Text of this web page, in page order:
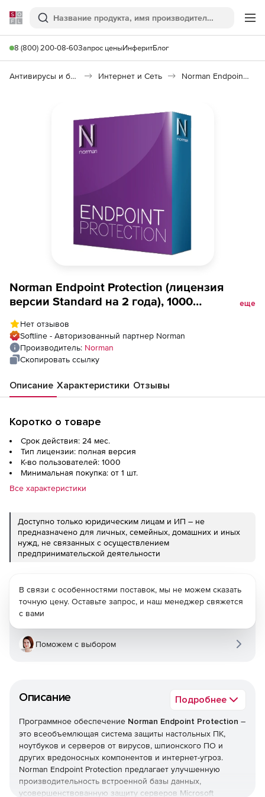
Softline
Поиск
8 (800) 200-08-60Запрос ценыИнферитБлог
Антивирусы и безопасность Интернет и Сеть Norman Endpoint Protection
Norman Endpoint Protection (лицензия
версии Standard на 2 года), 1000
еще
Нет отзывов
Softline - Авторизованный партнер Norman
Производитель: Norman
Скопировать ссылку
Описание Характеристики Отзывы
Коротко о товаре
Срок действия: 24 мес.
Тип лицензии: полная версия
К-во пользователей: 1000
Минимальная покупка: от 1 шт.
Все характеристики
Доступно только юридическим лицам и ИП – не
предназначено для личных, семейных, домашних и иных
нужд, не связанных с осуществлением
предпринимательской деятельности
Описание Подробнее
Программное обеспечение Norman Endpoint Protection –
это всеобъемлющая система защиты настольных ПК,
ноутбуков и серверов от вирусов, шпионского ПО и
других вредоносных компонентов и интернет-угроз.
Norman Endpoint Protection предлагает улучшенную
производительность встроенной базы данных,
усовершенствованную защиту серверов Microsoft
В связи с особенностями поставок, мы не можем сказать
точную цену. Оставьте запрос, и наш менеджер свяжется
с вами
Поможем с выбором